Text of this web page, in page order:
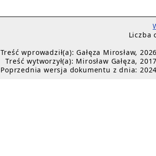
Liczba
Treść wprowadził(a): Gałęza Mirosław,
Treść wytworzył(a): Mirosław Gałęza,
Poprzednia wersja dokumentu z dnia: